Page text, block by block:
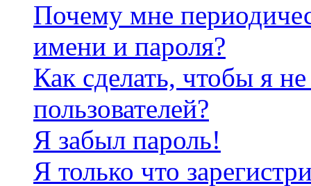
Почему мне
имени и пароля?
Как сделать, чтобы я
пользователей?
Я забыл пароль!
Я только что